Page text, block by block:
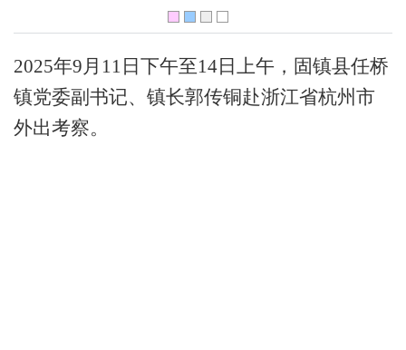
2025年9月11日下午至14日上午，固镇县任桥
镇党委副书记、镇长郭传铜赴浙江省杭州市
外出考察。